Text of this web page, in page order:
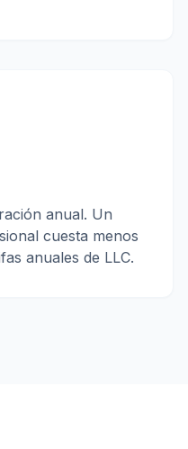
anual. Un
cuesta menos
anuales de LLC.